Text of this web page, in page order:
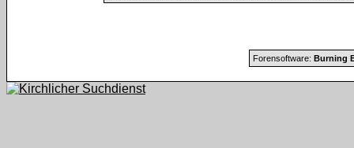
Forensoftware: Burning